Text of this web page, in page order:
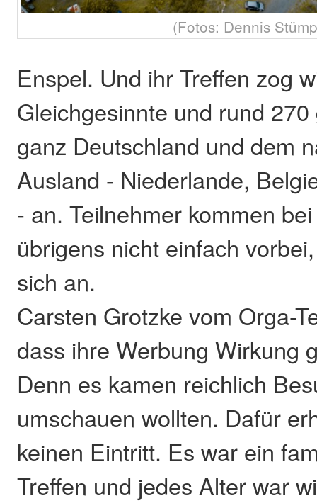
(Fotos: Dennis
Enspel. Und ihr Treffen zog
Gleichgesinnte und rund
ganz Deutschland und dem
Ausland - Niederlande,
- an. Teilnehmer kommen
übrigens nicht einfach
sich an.
Carsten Grotzke vom Orga-
dass ihre Werbung Wirkung
Denn es kamen reichlich
umschauen wollten. Dafür
keinen Eintritt. Es war ein
Treffen und jedes Alter war